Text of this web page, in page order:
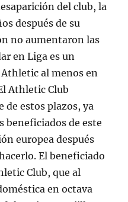
del club, la
después de su
no aumentaron las
en Liga es un
al menos en
Athletic Club
estos plazos, ya
beneficiados de este
europea después
El beneficiado
Club, que al
en octava